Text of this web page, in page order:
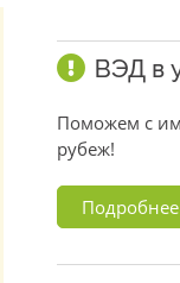
ВЭД в
Поможем с
рубеж!
Подробнее